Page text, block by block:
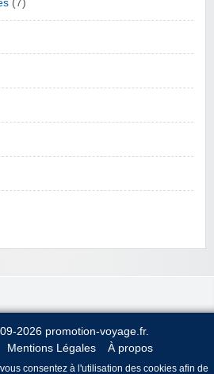
(7)
2026 promotion-voyage.fr.
Mentions Légales À propos
consentez à l'utilisation des cookies afin de